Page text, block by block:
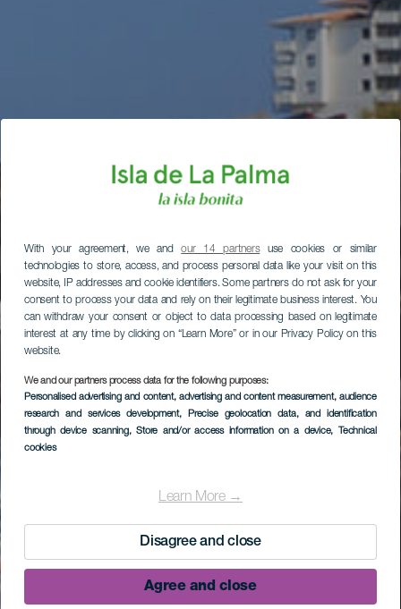
With your agreement, we andour 14 partnersuse cookies or similar
technologies to store, access, and process personal data like your visit on this
website, IP addresses and cookie identifiers. Some partners do not ask for your
consent to process your data and rely on their legitimate business interest. You
can withdraw your consent or object to data processing based on legitimate
interest at any time by clicking on “Learn More” or in our Privacy Policy on this
website.
We and our partners process data for the following purposes:
Personalised advertising and content, advertising and content measurement, audience
research and services development, Precise geolocation data, and identification
through device scanning, Store and/or access information on a device, Technical
cookies
Learn More →
Disagree and close
Agree and close